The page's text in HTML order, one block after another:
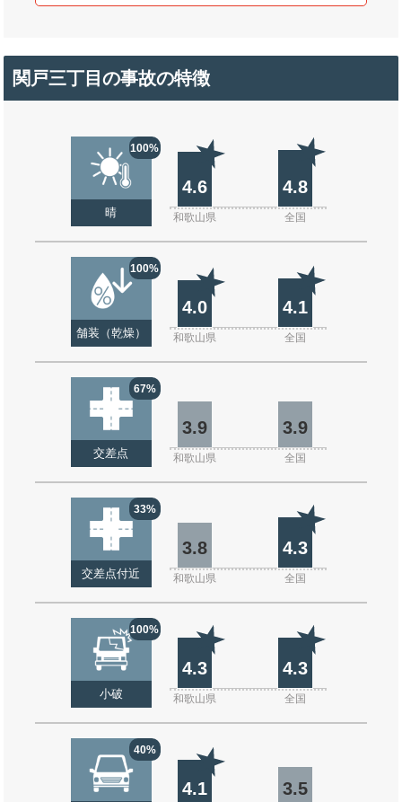
関戸三丁目の事故の特徴
100%
晴
4.6 4.8
和歌山県 全国
100%
舗装（乾燥）
4.0 4.1
和歌山県 全国
67%
交差点
3.9 3.9
和歌山県 全国
33%
交差点付近
3.8 4.3
和歌山県 全国
100%
小破
4.3 4.3
和歌山県 全国
40%
4.1 3.5